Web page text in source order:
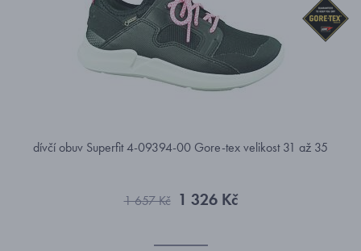
dívčí obuv Superfit 4-09394-00 Gore-tex velikost 31 až 35
1 657 Kč 1 326 Kč